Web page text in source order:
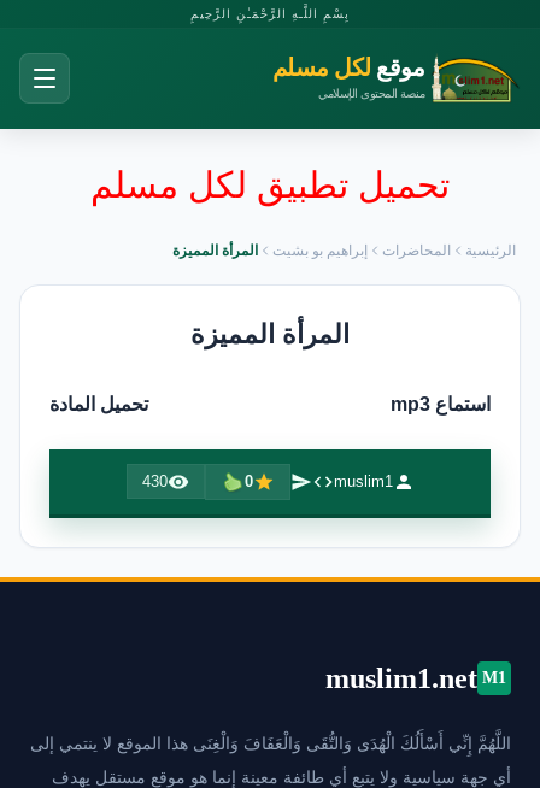
بِسْمِ اللَّـهِ الرَّحْمَـٰنِ الرَّحِيمِ
موقع لكل مسلم
منصة المحتوى الإسلامي
تحميل تطبيق لكل مسلم
الرئيسية المحاضرات إبراهيم بو بشيت المرأة المميزة
المرأة المميزة
استماع mp3 تحميل المادة
muslim1
0
430
M1
muslim1.net
اللَّهُمَّ إِنِّي أَسْأَلُكَ الْهُدَى وَالتُّقَى وَالْعَفَافَ وَالْغِنَى هذا الموقع لا ينتمي إلى
أي جهة سياسية ولا يتبع أي طائفة معينة إنما هو موقع مستقل يهدف